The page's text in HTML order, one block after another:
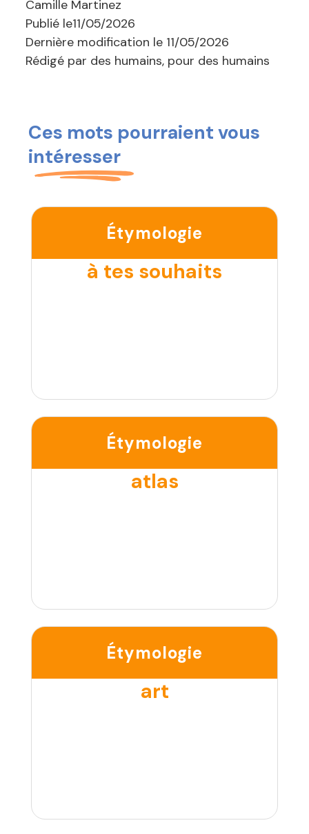
Camille Martinez
Publié le11/05/2026
Dernière modification le 11/05/2026
Rédigé par des humains, pour des humains
Ces mots pourraient vous
intéresser
Étymologie
à tes souhaits
Étymologie
atlas
Étymologie
art